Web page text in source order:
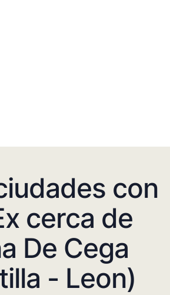
con
cerca de
De Cega
- Leon)